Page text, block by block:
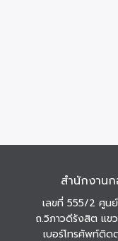
สำนักงาน
เลขที่ 555/2 ศูนย์
ถ.วิภาวดีรังสิต แข
เบอร์โทรศัพท์ติด